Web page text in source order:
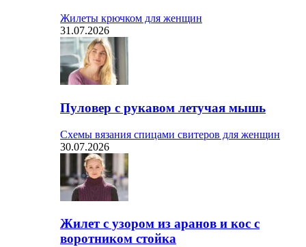
Жилеты крючком для женщин
31.07.2026
Пуловер с рукавом летучая мышь
Схемы вязания спицами свитеров для женщин
30.07.2026
Жилет с узором из аранов и кос с
воротником стойка